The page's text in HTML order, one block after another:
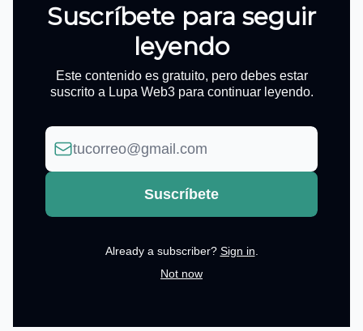
Suscríbete para seguir
leyendo
Este contenido es gratuito, pero debes estar
suscrito a Lupa Web3 para continuar leyendo.
Already a subscriber? Sign in
Not now